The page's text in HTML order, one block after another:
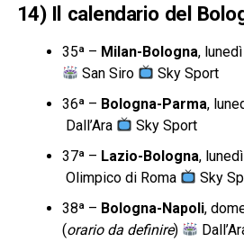
14) Il calendario del
35ª – Milan-Bologna,
San Siro
Sky Sport
36ª – Bologna-Parma,
Dall’Ara
Sky Sport
37ª – Lazio-Bologna,
Olimpico di Roma
Sky
38ª – Bologna-Napoli,
(orario da definire)